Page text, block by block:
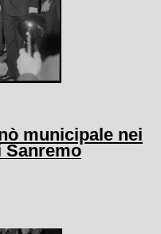
municipale nei
Sanremo